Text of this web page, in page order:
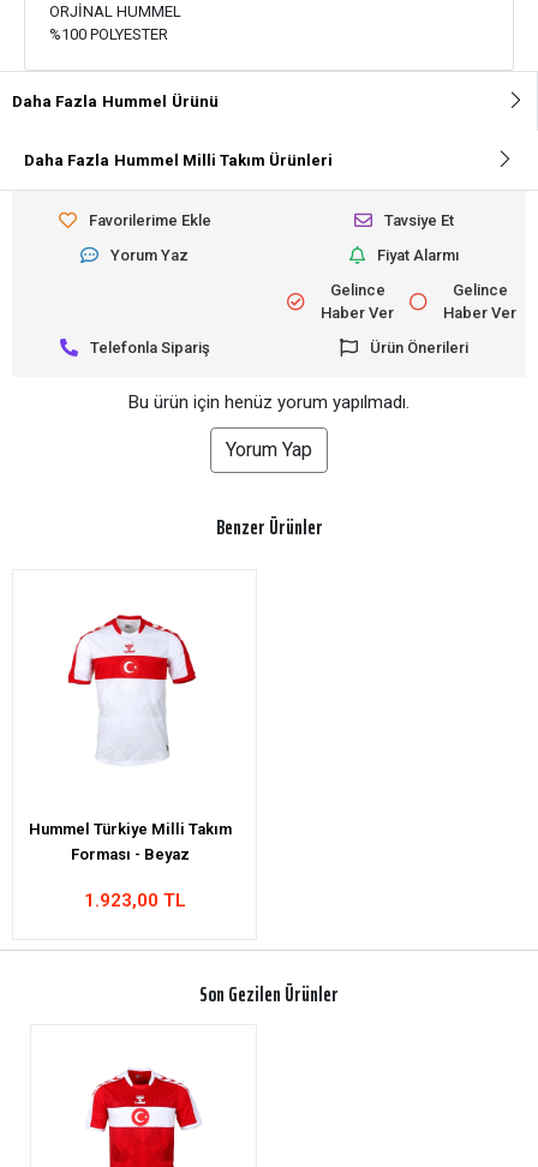
ORJİNAL HUMMEL
%100 POLYESTER
Daha Fazla Hummel Ürünü
Daha Fazla Hummel Milli Takım Ürünleri
Favorilerime Ekle
Tavsiye Et
Yorum Yaz
Fiyat Alarmı
Gelince
Haber Ver
Gelince
Haber Ver
Telefonla Sipariş
Ürün Önerileri
Bu ürün için henüz yorum yapılmadı.
Yorum Yap
Benzer Ürünler
Hummel Türkiye Milli Takım
Forması - Beyaz
1.923,00 TL
Son Gezilen Ürünler